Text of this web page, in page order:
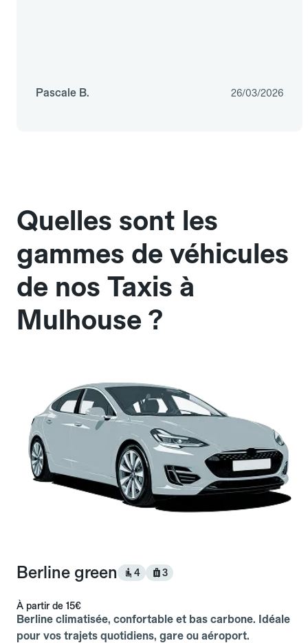
Pascale B. 26/03/2026
Quelles sont les
gammes de véhicules
de nos Taxis à
Mulhouse ?
Berline green 4 3
À partir de 15€
Berline climatisée, confortable et bas carbone. Idéale
pour vos trajets quotidiens, gare ou aéroport.